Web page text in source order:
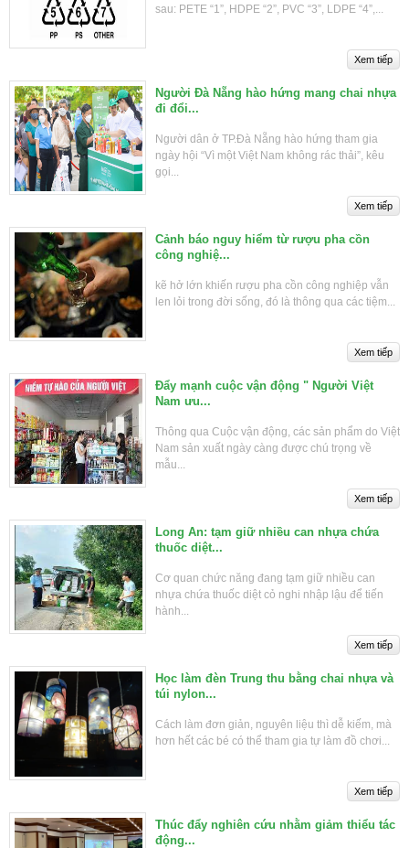
sau: PETE “1”, HDPE “2”, PVC “3”, LDPE “4”,...
Người Đà Nẵng hào hứng mang chai nhựa
đi đổi...
Người dân ở TP.Đà Nẵng hào hứng tham gia
ngày hội “Vì một Việt Nam không rác thải”, kêu
gọi...
Cảnh báo nguy hiểm từ rượu pha cồn
công nghiệ...
kẽ hở lớn khiến rượu pha cồn công nghiệp vẫn
len lỏi trong đời sống, đó là thông qua các tiệm...
Đẩy mạnh cuộc vận động " Người Việt
Nam ưu...
Thông qua Cuộc vận động, các sản phẩm do Việt
Nam sản xuất ngày càng được chú trọng về
mẫu...
Long An: tạm giữ nhiều can nhựa chứa
thuốc diệt...
Cơ quan chức năng đang tạm giữ nhiều can
nhựa chứa thuốc diệt cỏ nghi nhập lậu để tiến
hành...
Học làm đèn Trung thu bằng chai nhựa và
túi nylon...
Cách làm đơn giản, nguyên liệu thì dễ kiếm, mà
hơn hết các bé có thể tham gia tự làm đồ chơi...
Thúc đẩy nghiên cứu nhằm giảm thiểu tác
động...